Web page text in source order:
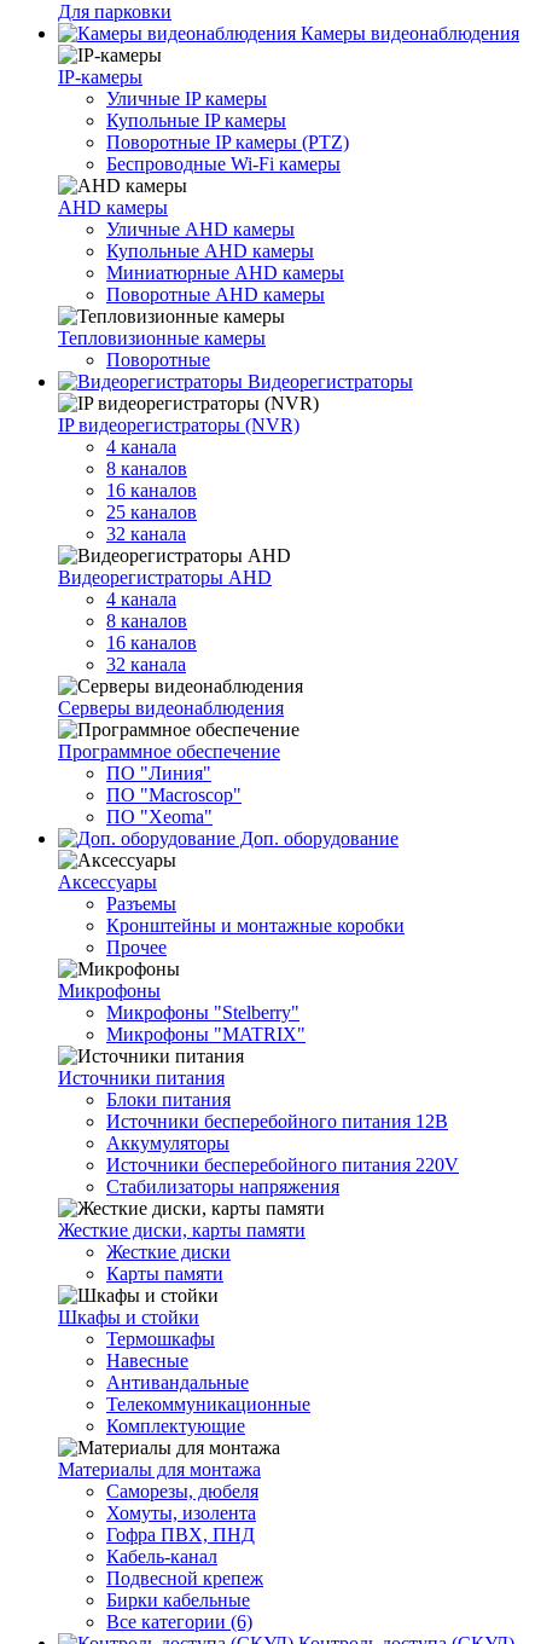
Для парковки
Камеры видеонаблюдения
IP-камеры
Уличные IP камеры
Купольные IP камеры
Поворотные IP камеры (PTZ)
Беспроводные Wi-Fi камеры
AHD камеры
Уличные AHD камеры
Купольные AHD камеры
Миниатюрные AHD камеры
Поворотные AHD камеры
Тепловизионные камеры
Поворотные
Видеорегистраторы
IP видеорегистраторы (NVR)
4 канала
8 каналов
16 каналов
25 каналов
32 канала
Видеорегистраторы AHD
4 канала
8 каналов
16 каналов
32 канала
Серверы видеонаблюдения
Программное обеспечение
ПО "Линия"
ПО "Macroscop"
ПО "Xeoma"
Доп. оборудование
Аксессуары
Разъемы
Кронштейны и монтажные коробки
Прочее
Микрофоны
Микрофоны "Stelberry"
Микрофоны "MATRIX"
Источники питания
Блоки питания
Источники бесперебойного питания 12В
Аккумуляторы
Источники бесперебойного питания 220V
Стабилизаторы напряжения
Жесткие диски, карты памяти
Жесткие диски
Карты памяти
Шкафы и стойки
Термошкафы
Навесные
Антивандальные
Телекоммуникационные
Комплектующие
Материалы для монтажа
Саморезы, дюбеля
Хомуты, изолента
Гофра ПВХ, ПНД
Кабель-канал
Подвесной крепеж
Бирки кабельные
Все категории (6)